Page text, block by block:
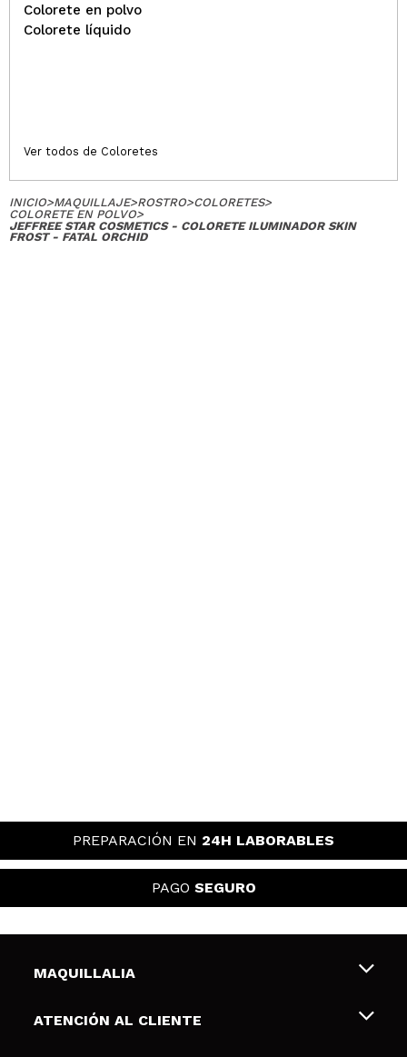
Colorete en polvo
Colorete líquido
Ver todos de Coloretes
INICIO>MAQUILLAJE>ROSTRO>COLORETES>
COLORETE EN POLVO>
JEFFREE STAR COSMETICS - COLORETE ILUMINADOR SKIN
FROST - FATAL ORCHID
PREPARACIÓN EN 24H LABORABLES
PAGO SEGURO
MAQUILLALIA
Sobre nosotros
ATENCIÓN AL CLIENTE